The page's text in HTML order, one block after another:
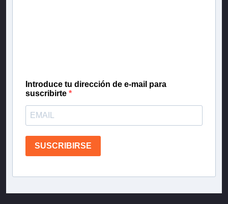
Introduce tu dirección de e-mail para
suscribirte
SUSCRIBIRSE